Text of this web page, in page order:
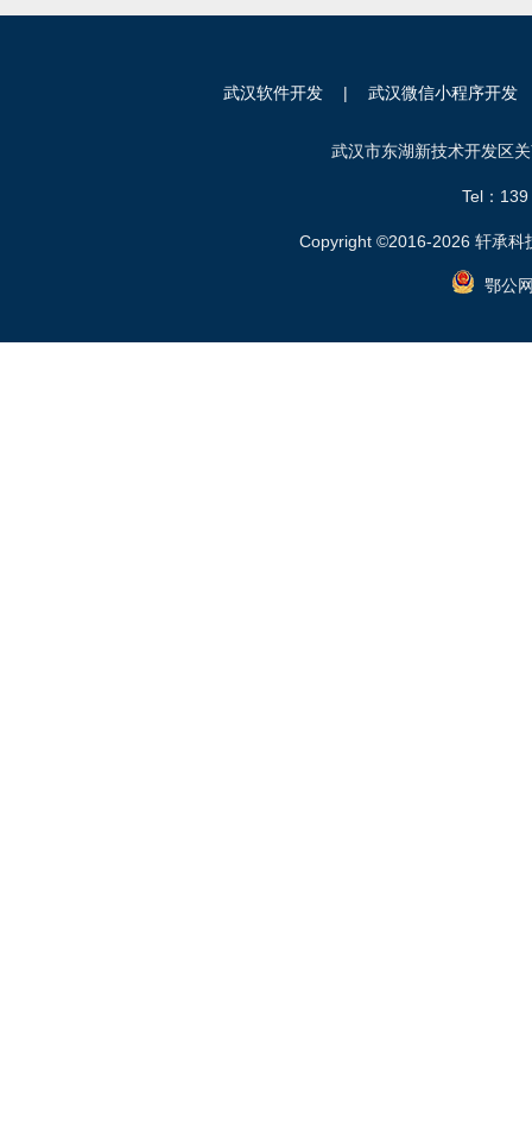
武汉软件开发 | 武汉微信小程序开发
武汉市东湖新技术开发区
Tel：
Copyright ©2016-2026 轩承
鄂公